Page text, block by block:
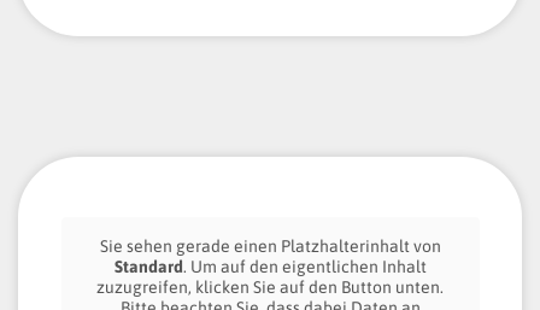
Sie sehen gerade einen Platzhalterinhalt von
Standard. Um auf den eigentlichen Inhalt
zuzugreifen, klicken Sie auf den Button unten.